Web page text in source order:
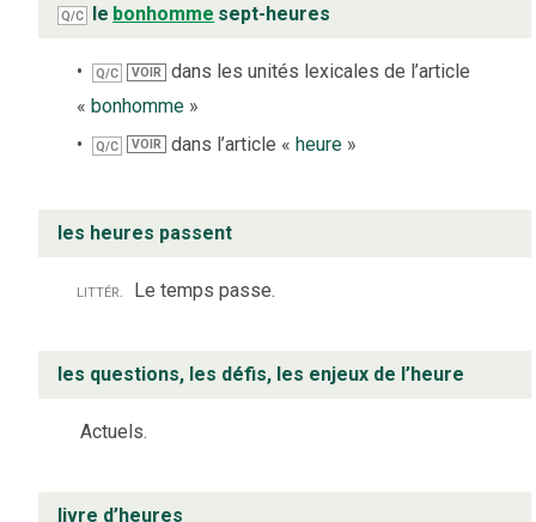
Q/C le bonhomme sept-heures
Q/C VOIR
dans les unités lexicales de l’article
« bonhomme »
Q/C VOIR dans l’article «heure »
les heures passent
littér. Le temps passe.
les questions, les défis, les enjeux de l’heure
Actuels.
livre d’heures